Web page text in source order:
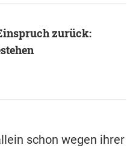
zurück:
schon wegen ihrer